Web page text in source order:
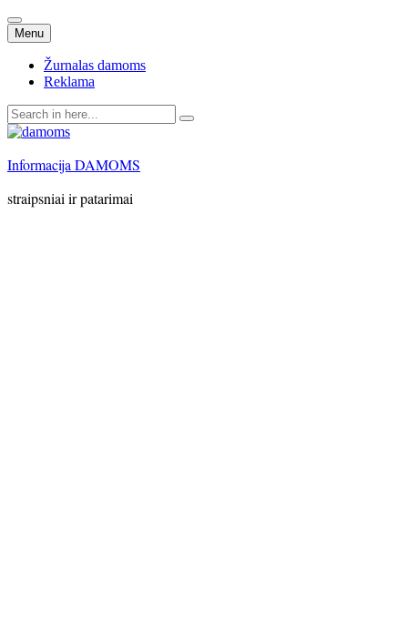
Menu Skip
to
content
Žurnalas damoms
Reklama
Search
for:
Informacija DAMOMS
straipsniai ir patarimai